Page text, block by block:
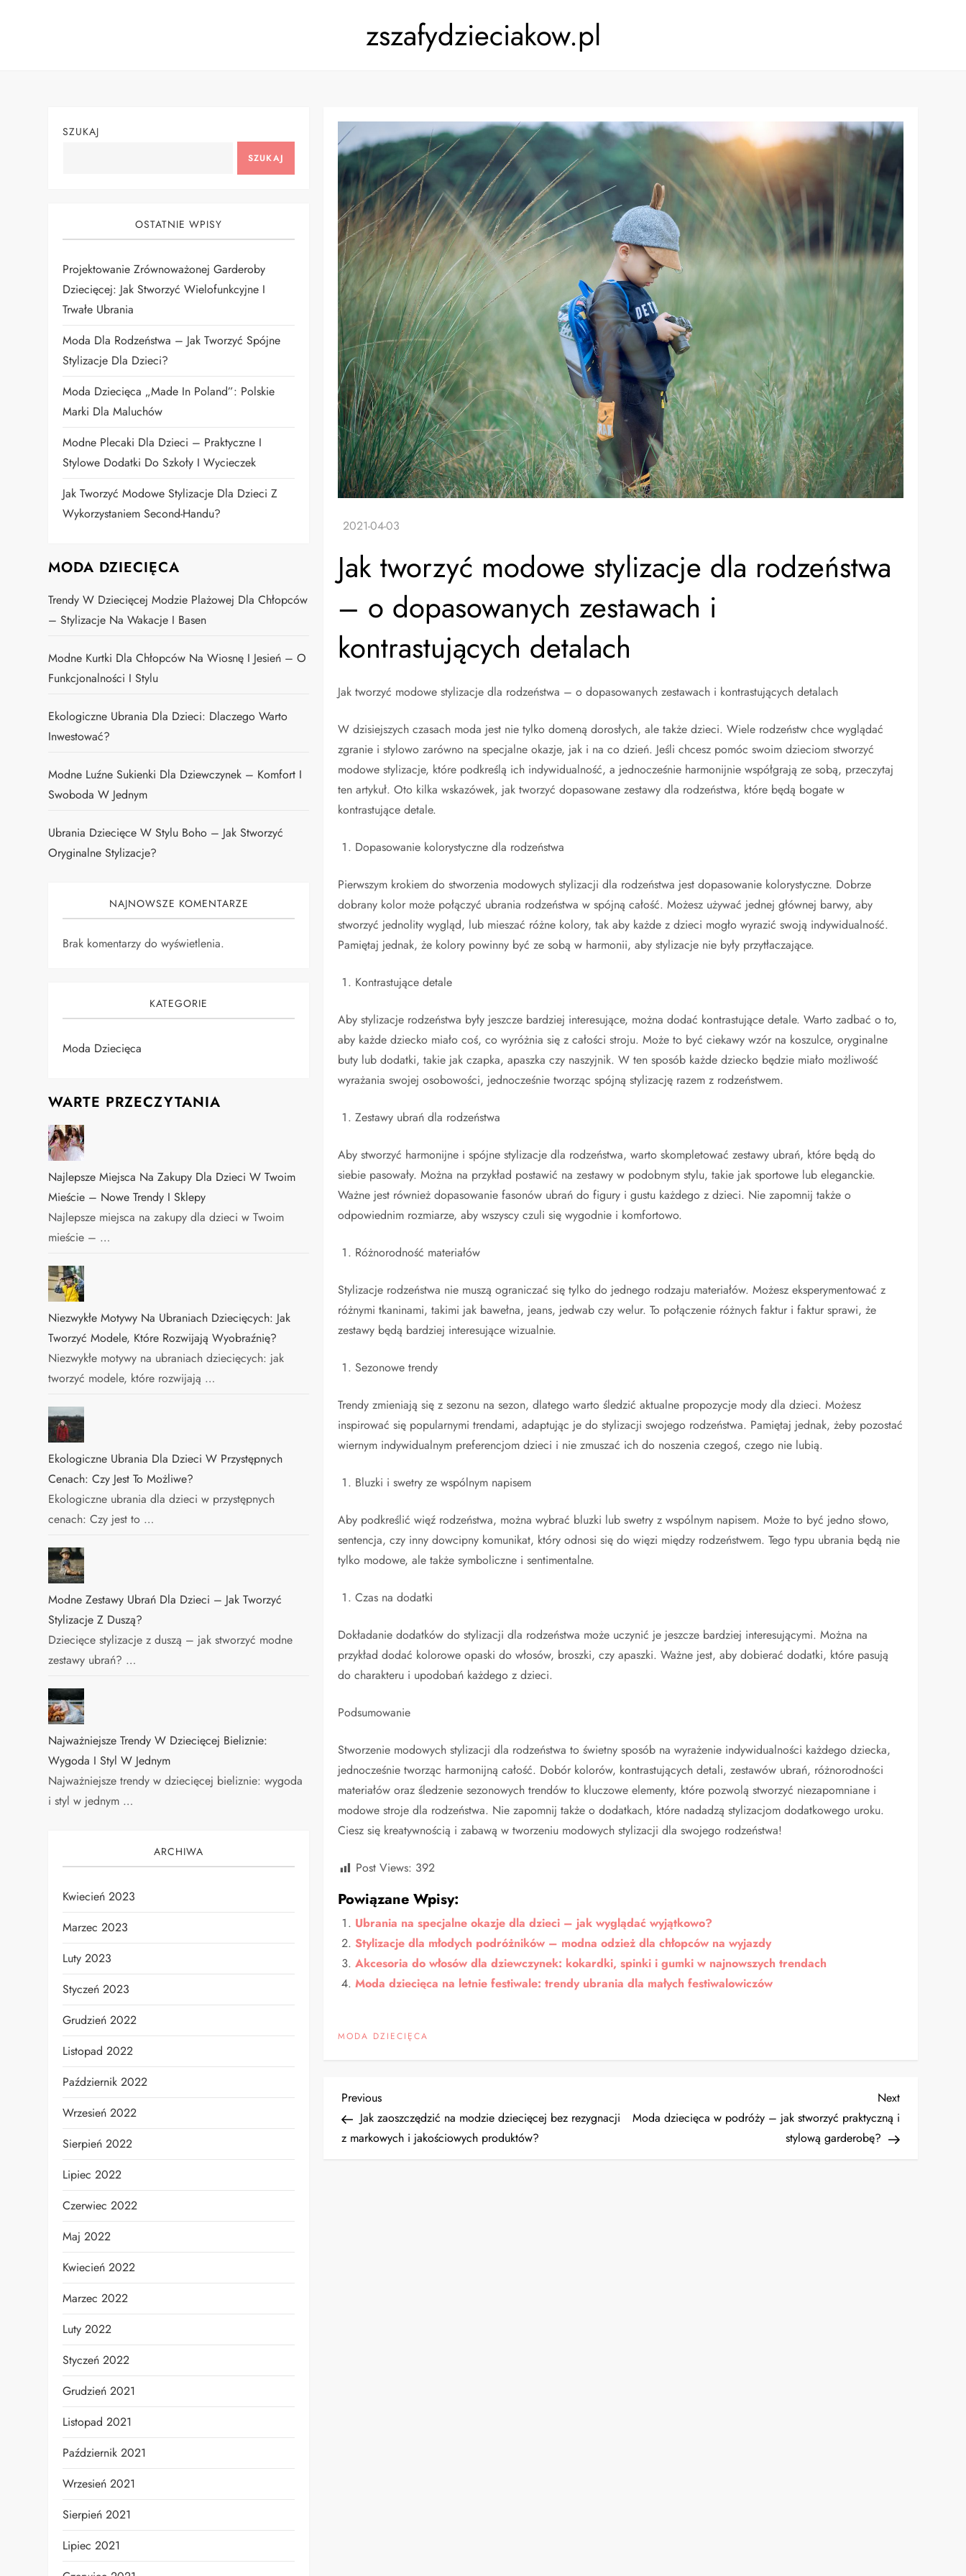
zszafydzieciakow.pl
Jak tworzyć modowe stylizacje dla rodzeństwa
– o dopasowanych zestawach i
kontrastujących detalach
Jak tworzyć modowe stylizacje dla rodzeństwa – o dopasowanych zestawach i kontrastujących detalach
W dzisiejszych czasach moda jest nie tylko domeną dorosłych, ale także dzieci. Wiele rodzeństw chce wyglądać
zgranie i stylowo zarówno na specjalne okazje, jak i na co dzień. Jeśli chcesz pomóc swoim dzieciom stworzyć
modowe stylizacje, które podkreślą ich indywidualność, a jednocześnie harmonijnie współgrają ze sobą, przeczytaj
ten artykuł. Oto kilka wskazówek, jak tworzyć dopasowane zestawy dla rodzeństwa, które będą bogate w
kontrastujące detale.
Dopasowanie kolorystyczne dla rodzeństwa
Pierwszym krokiem do stworzenia modowych stylizacji dla rodzeństwa jest dopasowanie kolorystyczne. Dobrze
dobrany kolor może połączyć ubrania rodzeństwa w spójną całość. Możesz używać jednej głównej barwy, aby
stworzyć jednolity wygląd, lub mieszać różne kolory, tak aby każde z dzieci mogło wyrazić swoją indywidualność.
Pamiętaj jednak, że kolory powinny być ze sobą w harmonii, aby stylizacje nie były przytłaczające.
Kontrastujące detale
Aby stylizacje rodzeństwa były jeszcze bardziej interesujące, można dodać kontrastujące detale. Warto zadbać o to,
aby każde dziecko miało coś, co wyróżnia się z całości stroju. Może to być ciekawy wzór na koszulce, oryginalne
buty lub dodatki, takie jak czapka, apaszka czy naszyjnik. W ten sposób każde dziecko będzie miało możliwość
wyrażania swojej osobowości, jednocześnie tworząc spójną stylizację razem z rodzeństwem.
Zestawy ubrań dla rodzeństwa
Aby stworzyć harmonijne i spójne stylizacje dla rodzeństwa, warto skompletować zestawy ubrań, które będą do
siebie pasowały. Można na przykład postawić na zestawy w podobnym stylu, takie jak sportowe lub eleganckie.
Ważne jest również dopasowanie fasonów ubrań do figury i gustu każdego z dzieci. Nie zapomnij także o
odpowiednim rozmiarze, aby wszyscy czuli się wygodnie i komfortowo.
Różnorodność materiałów
Stylizacje rodzeństwa nie muszą ograniczać się tylko do jednego rodzaju materiałów. Możesz eksperymentować z
różnymi tkaninami, takimi jak bawełna, jeans, jedwab czy welur. To połączenie różnych faktur i faktur sprawi, że
zestawy będą bardziej interesujące wizualnie.
Sezonowe trendy
Trendy zmieniają się z sezonu na sezon, dlatego warto śledzić aktualne propozycje mody dla dzieci. Możesz
inspirować się popularnymi trendami, adaptując je do stylizacji swojego rodzeństwa. Pamiętaj jednak, żeby pozostać
wiernym indywidualnym preferencjom dzieci i nie zmuszać ich do noszenia czegoś, czego nie lubią.
Bluzki i swetry ze wspólnym napisem
Aby podkreślić więź rodzeństwa, można wybrać bluzki lub swetry z wspólnym napisem. Może to być jedno słowo,
sentencja, czy inny dowcipny komunikat, który odnosi się do więzi między rodzeństwem. Tego typu ubrania będą nie
tylko modowe, ale także symboliczne i sentimentalne.
Czas na dodatki
Dokładanie dodatków do stylizacji dla rodzeństwa może uczynić je jeszcze bardziej interesującymi. Można na
przykład dodać kolorowe opaski do włosów, broszki, czy apaszki. Ważne jest, aby dobierać dodatki, które pasują
do charakteru i upodobań każdego z dzieci.
Podsumowanie
Stworzenie modowych stylizacji dla rodzeństwa to świetny sposób na wyrażenie indywidualności każdego dziecka,
jednocześnie tworząc harmonijną całość. Dobór kolorów, kontrastujących detali, zestawów ubrań, różnorodności
materiałów oraz śledzenie sezonowych trendów to kluczowe elementy, które pozwolą stworzyć niezapomniane i
modowe stroje dla rodzeństwa. Nie zapomnij także o dodatkach, które nadadzą stylizacjom dodatkowego uroku.
Ciesz się kreatywnością i zabawą w tworzeniu modowych stylizacji dla swojego rodzeństwa!
Post Views: 392
Powiązane Wpisy:
Ubrania na specjalne okazje dla dzieci – jak wyglądać wyjątkowo?
Stylizacje dla młodych podróżników – modna odzież dla chłopców na wyjazdy
Akcesoria do włosów dla dziewczynek: kokardki, spinki i gumki w najnowszych trendach
Moda dziecięca na letnie festiwale: trendy ubrania dla małych festiwalowiczów
MODA DZIECIĘCA
N
a
Previous
Post
Previous
Jak zaoszczędzić na modzie dziecięcej bez rezygnacji
z markowych i jakościowych produktów?
Next
Post
Next
Moda dziecięca w podróży – jak stworzyć praktyczną i
stylową garderobę?
SZUKAJ
SZUKAJ
OSTATNIE WPISY
Projektowanie Zrównoważonej Garderoby
Dziecięcej: Jak Stworzyć Wielofunkcyjne I
Trwałe Ubrania
Moda Dla Rodzeństwa – Jak Tworzyć Spójne
Stylizacje Dla Dzieci?
Moda Dziecięca „Made In Poland”: Polskie
Marki Dla Maluchów
Modne Plecaki Dla Dzieci – Praktyczne I
Stylowe Dodatki Do Szkoły I Wycieczek
Jak Tworzyć Modowe Stylizacje Dla Dzieci Z
Wykorzystaniem Second-Handu?
MODA DZIECIĘCA
Trendy W Dziecięcej Modzie Plażowej Dla Chłopców
– Stylizacje Na Wakacje I Basen
Modne Kurtki Dla Chłopców Na Wiosnę I Jesień – O
Funkcjonalności I Stylu
Ekologiczne Ubrania Dla Dzieci: Dlaczego Warto
Inwestować?
Modne Luźne Sukienki Dla Dziewczynek – Komfort I
Swoboda W Jednym
Ubrania Dziecięce W Stylu Boho – Jak Stworzyć
Oryginalne Stylizacje?
NAJNOWSZE KOMENTARZE
Brak komentarzy do wyświetlenia.
KATEGORIE
Moda Dziecięca
WARTE PRZECZYTANIA
Najlepsze Miejsca Na Zakupy Dla Dzieci W Twoim
Mieście – Nowe Trendy I Sklepy
Najlepsze miejsca na zakupy dla dzieci w Twoim
mieście – …
Niezwykłe Motywy Na Ubraniach Dziecięcych: Jak
Tworzyć Modele, Które Rozwijają Wyobraźnię?
Niezwykłe motywy na ubraniach dziecięcych: jak
tworzyć modele, które rozwijają …
Ekologiczne Ubrania Dla Dzieci W Przystępnych
Cenach: Czy Jest To Możliwe?
Ekologiczne ubrania dla dzieci w przystępnych
cenach: Czy jest to …
Modne Zestawy Ubrań Dla Dzieci – Jak Tworzyć
Stylizacje Z Duszą?
Dziecięce stylizacje z duszą – jak stworzyć modne
zestawy ubrań? …
Najważniejsze Trendy W Dziecięcej Bieliznie:
Wygoda I Styl W Jednym
Najważniejsze trendy w dziecięcej bieliznie: wygoda
i styl w jednym …
ARCHIWA
Kwiecień 2023
Marzec 2023
Luty 2023
Styczeń 2023
Grudzień 2022
Listopad 2022
Październik 2022
Wrzesień 2022
Sierpień 2022
Lipiec 2022
Czerwiec 2022
Maj 2022
Kwiecień 2022
Marzec 2022
Luty 2022
Styczeń 2022
Grudzień 2021
Listopad 2021
Październik 2021
Wrzesień 2021
Sierpień 2021
Lipiec 2021